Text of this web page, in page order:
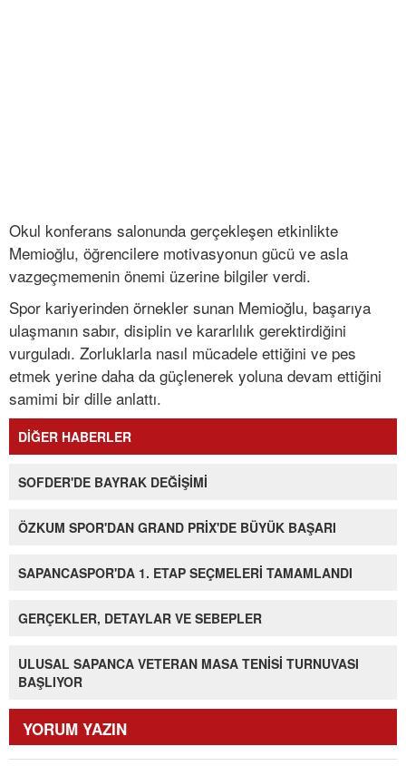
Okul konferans salonunda gerçekleşen etkinlikte
Memioğlu, öğrencilere motivasyonun gücü ve asla
vazgeçmemenin önemi üzerine bilgiler verdi.
Spor kariyerinden örnekler sunan Memioğlu, başarıya
ulaşmanın sabır, disiplin ve kararlılık gerektirdiğini
vurguladı. Zorluklarla nasıl mücadele ettiğini ve pes
etmek yerine daha da güçlenerek yoluna devam ettiğini
samimi bir dille anlattı.
DİĞER HABERLER
SOFDER'DE BAYRAK DEĞİŞİMİ
ÖZKUM SPOR'DAN GRAND PRİX'DE BÜYÜK BAŞARI
SAPANCASPOR'DA 1. ETAP SEÇMELERİ TAMAMLANDI
GERÇEKLER, DETAYLAR VE SEBEPLER
ULUSAL SAPANCA VETERAN MASA TENİSİ TURNUVASI
BAŞLIYOR
YORUM YAZIN